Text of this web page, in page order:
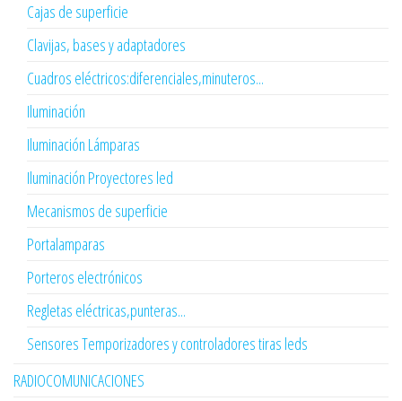
Cajas de superficie
Clavijas, bases y adaptadores
Cuadros eléctricos:diferenciales,minuteros...
Iluminación
Iluminación Lámparas
Iluminación Proyectores led
Mecanismos de superficie
Portalamparas
Porteros electrónicos
Regletas eléctricas,punteras...
Sensores Temporizadores y controladores tiras leds
RADIOCOMUNICACIONES